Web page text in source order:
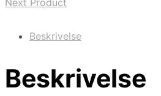
Beskrivelse
Beskrivelse